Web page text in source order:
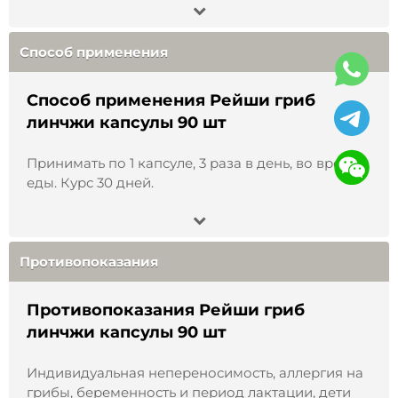
функционирования сердца и сосудов.
Так же следует отметить, что Рейши обогащен
большим количеством аминокислот, витаминами
групп B5, В3, D и С, Mg, фитонцидами, Ca.
Рейши традиционно
употребляют для:
поддержки естественных процессов очищения
организма;
поддержания антиоксидантного статуса
организма;
поддержания естественных защитных функций
содействия контролю массы тела при сочетании
активностью.
Способ применения
Способ применения Рейши гриб
линчжи капсулы 90 шт
Принимать по 1 капсуле, 3 раза в день, во время
еды. Курс 30 дней.
Противопоказания
Противопоказания Рейши гриб
линчжи капсулы 90 шт
Индивидуальная непереносимость, аллергия на
грибы, беременность и период лактации, дети